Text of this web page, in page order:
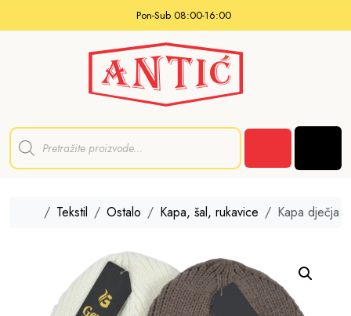
Pon-Sub 08:00-16:00
P
d
HomeTekstil Ostalo Kapa, šal, rukavice Kapa dječja